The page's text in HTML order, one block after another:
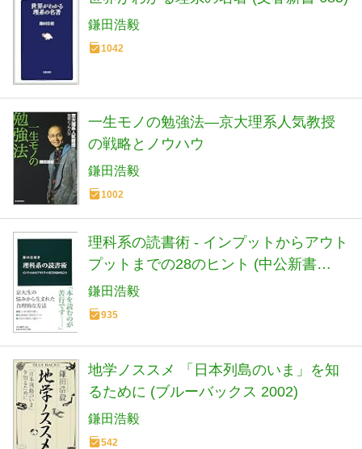
鎌田浩毅
1042
一生モノの勉強法―京大理系人気教授
の戦略とノウハウ
鎌田浩毅
1002
理科系の読書術 - インプットからアウト
プットまでの28のヒント (中公新書
2480)
鎌田浩毅
935
地学ノススメ 「日本列島のいま」を知
るために (ブルーバックス 2002)
鎌田浩毅
542